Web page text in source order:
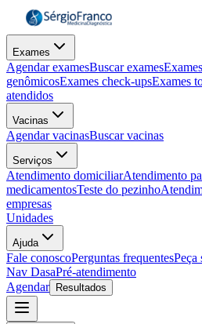
Exames
Agendar examesBuscar exames
genômicosExames check-upsExames
atendidos
Vacinas
Agendar vacinasBuscar vacinas
Serviços
Atendimento domiciliarAtendimento
medicamentosTeste do pezinho
empresas
Unidades
Ajuda
Fale conoscoPerguntas frequentesPeça
Nav DasaPré-atendimento
Agendar
Resultados